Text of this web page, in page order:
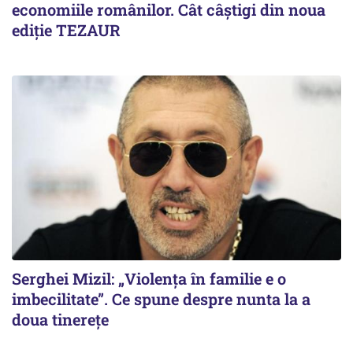
economiile românilor. Cât câștigi din noua
ediție TEZAUR
Serghei Mizil: „Violența în familie e o
imbecilitate”. Ce spune despre nunta la a
doua tinerețe